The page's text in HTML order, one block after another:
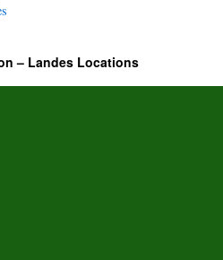
– Landes Locations